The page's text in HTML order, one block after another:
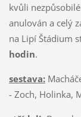
kvůli
anulován a celý
na Lipí Štádium
hodin.
sestava:
- Zoch, Holinka,